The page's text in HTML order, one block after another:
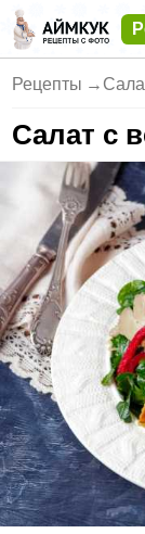
Рецепты →
Салат с